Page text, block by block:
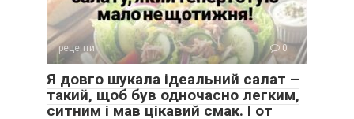
рецепти 0
Я довго шукала ідеальний салат –
такий, щоб був одночасно легким,
ситним і мав цікавий смак. І от